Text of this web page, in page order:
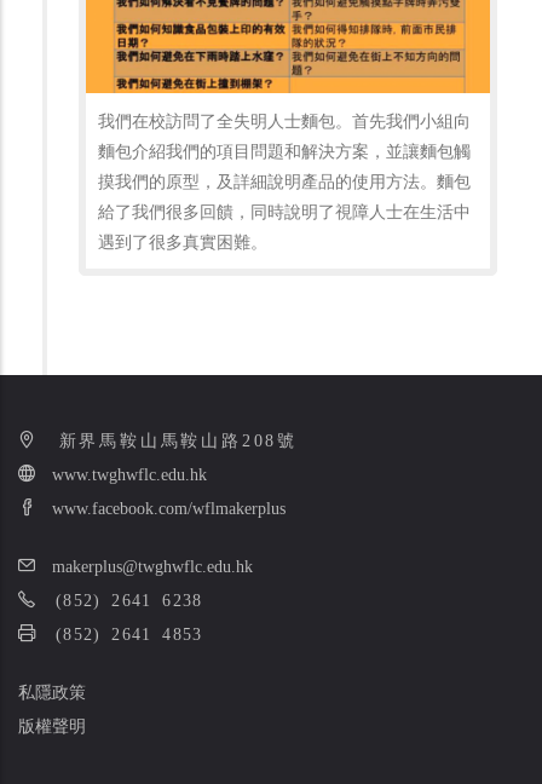
我們在校訪問了全失明人士麵包。首先我們小組向
麵包介紹我們的項目問題和解決方案，並讓麵包觸
摸我們的原型，及詳細說明產品的使用方法。麵包
給了我們很多回饋，同時說明了視障人士在生活中
遇到了很多真實困難。
新界馬鞍山馬鞍山路208號
www.twghwflc.edu.hk
www.facebook.com/wflmakerplus
makerplus@twghwflc.edu.hk
(852) 2641 6238
(852) 2641 4853
私隱政策
版權聲明